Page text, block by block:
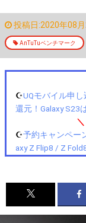
投稿日:2020年08
AnTuTuベンチマーク
☪️UQモバイル申
還元！Galaxy S23
☪️予約キャンペー
axy Z Flip8 / Z